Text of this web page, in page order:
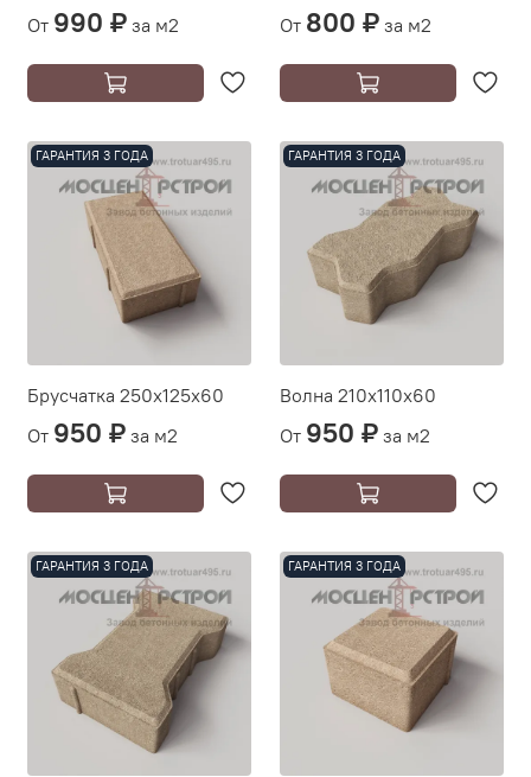
От 990 ₽ за м2 От 800 ₽ за м2
ГАРАНТИЯ 3 ГОДА
Брусчатка 250х125х60
От 950 ₽ за м2
ГАРАНТИЯ 3 ГОДА
Волна 210х110х60
От 950 ₽ за м2
ГАРАНТИЯ 3 ГОДА ГАРАНТИЯ 3 ГОДА